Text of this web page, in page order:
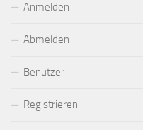
Anmelden
Abmelden
Benutzer
Registrieren